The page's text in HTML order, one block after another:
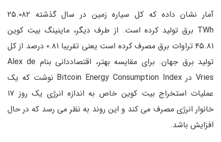
آمار نشان داده که کل سیاره زمین در سال گذشته ۲۵.۰۸۲
TWh برق تولید کرده است. از طرف دیگر، ماینینگ بیت کوین
۴۵.۸۱ تراوات برق مصرف کرده است یعنی تقریبا ۰.۸۱ درصد از کل
تولید برق جهان. برای مقایسه بهتر، اقتصاددانی بنام Alex de
Vries در Bitcoin Energy Consumption Index نوشت که یک
عملیات استخراج بیت کوین خاص به اندازه انرژی یک روز ۱۷
خانوار انرژی مصرف می کند و این روند به نظر می رسد که در حال
افزایش باشد.